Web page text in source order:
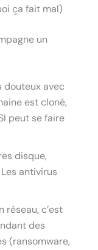
ça fait mal)
un
douteux avec
est cloné,
peut se faire
disque,
antivirus
réseau, c’est
des
(ransomware,